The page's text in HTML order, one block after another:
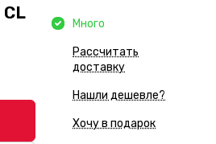
Много
Рассчитать
доставку
Нашли дешевле?
Хочу в подарок